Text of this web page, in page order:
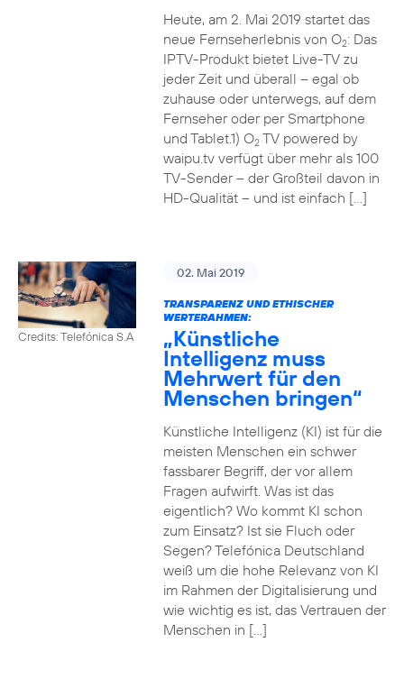
Heute, am 2. Mai 2019 startet das
neue Fernseherlebnis von O2: Das
IPTV-Produkt bietet Live-TV zu
jeder Zeit und überall – egal ob
zuhause oder unterwegs, auf dem
Fernseher oder per Smartphone
und Tablet.1) O2TV powered by
waipu.tv verfügt über mehr als 100
TV-Sender – der Großteil davon in
HD-Qualität – und ist einfach […]
Credits: Telefónica S.A
02. Mai 2019
TRANSPARENZ UND ETHISCHER
WERTERAHMEN:
„Künstliche
Intelligenz muss
Mehrwert für den
Menschen bringen“
Künstliche Intelligenz (KI) ist für die
meisten Menschen ein schwer
fassbarer Begriff, der vor allem
Fragen aufwirft. Was ist das
eigentlich? Wo kommt KI schon
zum Einsatz? Ist sie Fluch oder
Segen? Telefónica Deutschland
weiß um die hohe Relevanz von KI
im Rahmen der Digitalisierung und
wie wichtig es ist, das Vertrauen der
Menschen in […]